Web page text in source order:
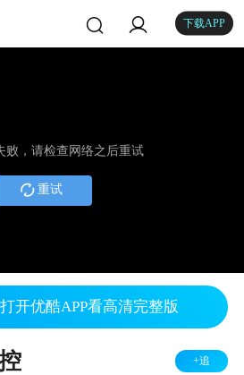
下载APP
败，请检查网络之后重试
重试
开优酷APP看高清完整版
+追